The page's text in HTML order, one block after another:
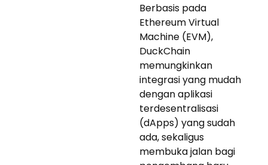
Berbasis pada
Ethereum Virtual
Machine (EVM),
DuckChain
memungkinkan
integrasi yang mudah
dengan aplikasi
terdesentralisasi
(dApps) yang sudah
ada, sekaligus
membuka jalan bagi